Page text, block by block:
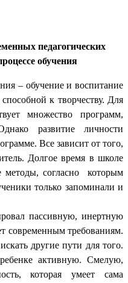
педагогических
обучения
– обучение и воспитание
к творчеству. Для
множество программ,
развитие личности
Все зависит от того,
Долгое время в школе
методы, согласно которым
только запоминали и
пассивную, инертную
современным требованиям.
другие пути для того.
активную. Смелую,
которая умеет сама